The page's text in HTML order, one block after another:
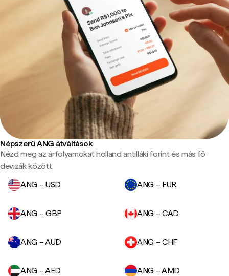
Népszerű ANG átváltások
Nézd meg az árfolyamokat holland antilláki forint és más fő
devizák között.
ANG – USD
ANG – EUR
ANG – GBP ANG – CAD
ANG – AUD ANG – CHF
ANG – AED
ANG – AMD